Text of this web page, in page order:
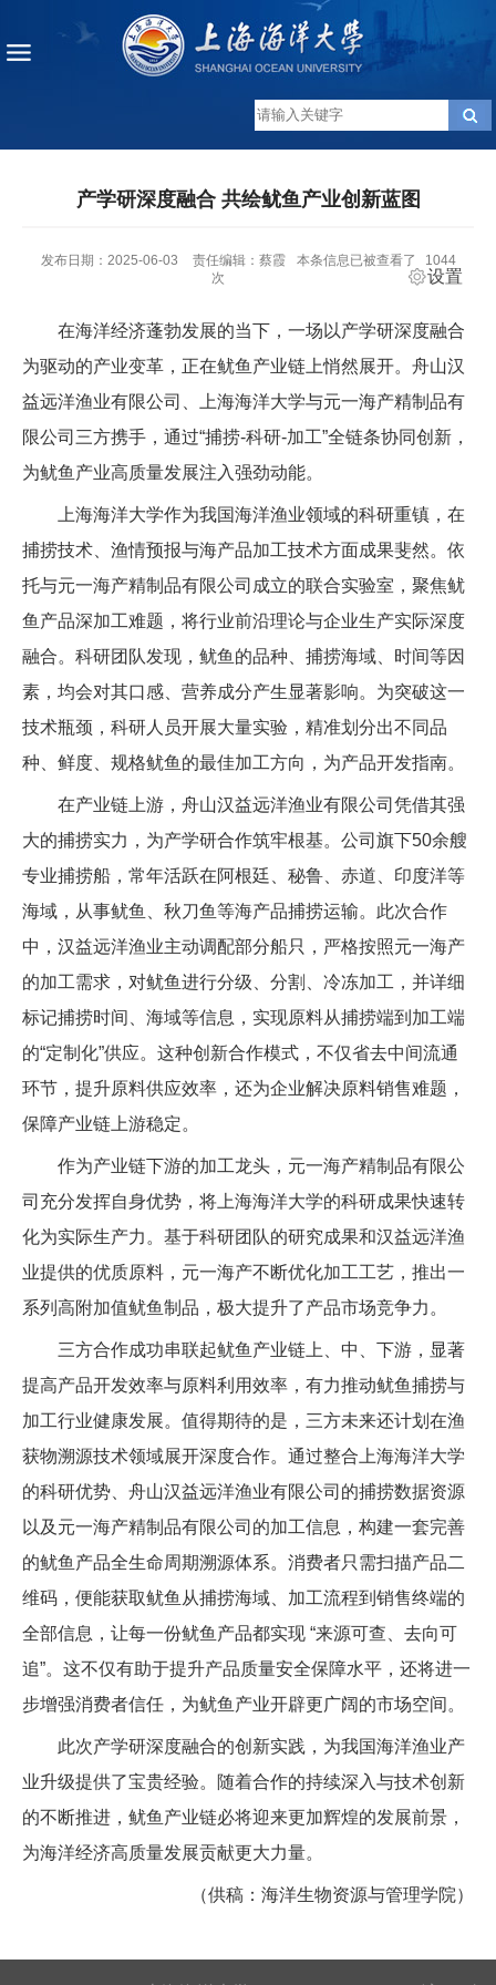
产学研深度融合 共绘鱿鱼产业创新蓝图
发布日期：2025-06-03 责任编辑：蔡霞 本条信息已被查看了
1044
次
设置
在海洋经济蓬勃发展的当下，一场以产学研深度融合
为驱动的产业变革，正在鱿鱼产业链上悄然展开。舟山汉
益远洋渔业有限公司、上海海洋大学与元一海产精制品有
限公司三方携手，通过“捕捞-科研-加工”全链条协同创新，
为鱿鱼产业高质量发展注入强劲动能。
上海海洋大学作为我国海洋渔业领域的科研重镇，在
捕捞技术、渔情预报与海产品加工技术方面成果斐然。依
托与元一海产精制品有限公司成立的联合实验室，聚焦鱿
鱼产品深加工难题，将行业前沿理论与企业生产实际深度
融合。科研团队发现，鱿鱼的品种、捕捞海域、时间等因
素，均会对其口感、营养成分产生显著影响。为突破这一
技术瓶颈，科研人员开展大量实验，精准划分出不同品
种、鲜度、规格鱿鱼的最佳加工方向，为产品开发指南。
在产业链上游，舟山汉益远洋渔业有限公司凭借其强
大的捕捞实力，为产学研合作筑牢根基。公司旗下50余艘
专业捕捞船，常年活跃在阿根廷、秘鲁、赤道、印度洋等
海域，从事鱿鱼、秋刀鱼等海产品捕捞运输。此次合作
中，汉益远洋渔业主动调配部分船只，严格按照元一海产
的加工需求，对鱿鱼进行分级、分割、冷冻加工，并详细
标记捕捞时间、海域等信息，实现原料从捕捞端到加工端
的“定制化”供应。这种创新合作模式，不仅省去中间流通
环节，提升原料供应效率，还为企业解决原料销售难题，
保障产业链上游稳定。
作为产业链下游的加工龙头，元一海产精制品有限公
司充分发挥自身优势，将上海海洋大学的科研成果快速转
化为实际生产力。基于科研团队的研究成果和汉益远洋渔
业提供的优质原料，元一海产不断优化加工工艺，推出一
系列高附加值鱿鱼制品，极大提升了产品市场竞争力。
三方合作成功串联起鱿鱼产业链上、中、下游，显著
提高产品开发效率与原料利用效率，有力推动鱿鱼捕捞与
加工行业健康发展。值得期待的是，三方未来还计划在渔
获物溯源技术领域展开深度合作。通过整合上海海洋大学
的科研优势、舟山汉益远洋渔业有限公司的捕捞数据资源
以及元一海产精制品有限公司的加工信息，构建一套完善
的鱿鱼产品全生命周期溯源体系。消费者只需扫描产品二
维码，便能获取鱿鱼从捕捞海域、加工流程到销售终端的
全部信息，让每一份鱿鱼产品都实现 “来源可查、去向可
追”。这不仅有助于提升产品质量安全保障水平，还将进一
步增强消费者信任，为鱿鱼产业开辟更广阔的市场空间。
此次产学研深度融合的创新实践，为我国海洋渔业产
业升级提供了宝贵经验。随着合作的持续深入与技术创新
的不断推进，鱿鱼产业链必将迎来更加辉煌的发展前景，
为海洋经济高质量发展贡献更大力量。
（供稿：海洋生物资源与管理学院）